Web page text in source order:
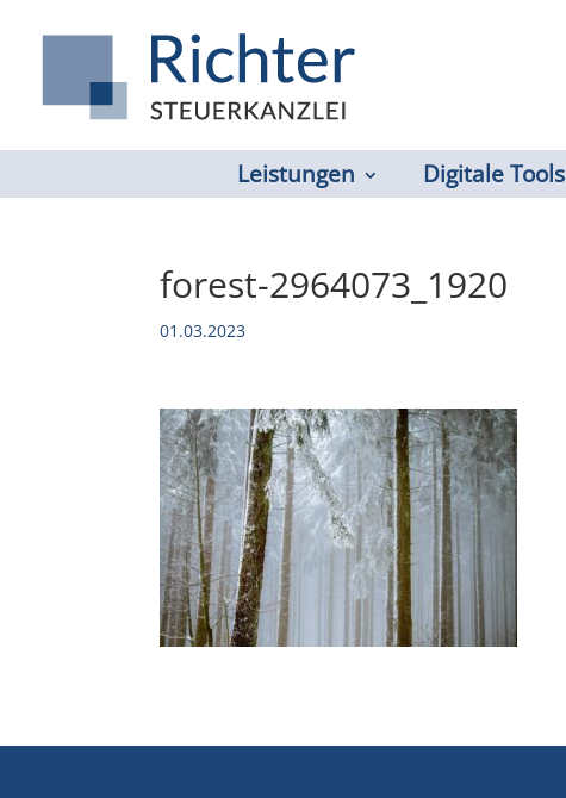
Leistungen Digitale Tools
forest-2964073_1920
01.03.2023